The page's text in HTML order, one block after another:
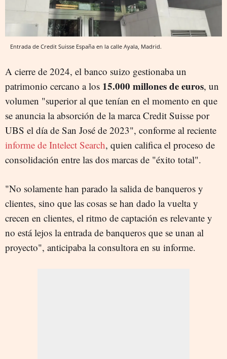
Entrada de Credit Suisse España en la calle Ayala, Madrid.
A cierre de 2024, el banco suizo gestionaba un
patrimonio cercano a los 15.000 millones de euros, un
volumen "superior al que tenían en el momento en que
se anuncia la absorción de la marca Credit Suisse por
UBS el día de San José de 2023", conforme al reciente
informe de Intelect Search, quien califica el proceso de
consolidación entre las dos marcas de "éxito total".
"No solamente han parado la salida de banqueros y
clientes, sino que las cosas se han dado la vuelta y
crecen en clientes, el ritmo de captación es relevante y
no está lejos la entrada de banqueros que se unan al
proyecto", anticipaba la consultora en su informe.